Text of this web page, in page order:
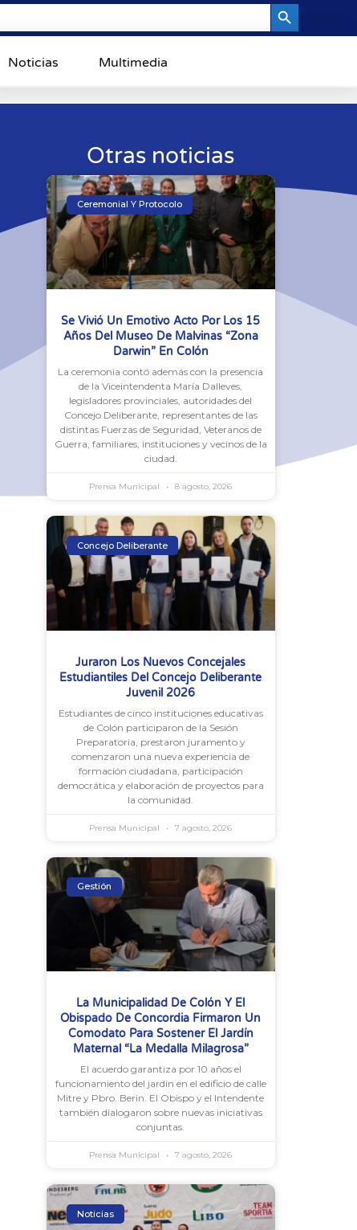
Noticias Multimedia
Otras noticias
Ceremonial Y Protocolo
Se Vivió Un Emotivo Acto Por Los 15
Años Del Museo De Malvinas “Zona
Darwin” En Colón
La ceremonia contó además con la presencia
de la Viceintendenta María Dalleves,
legisladores provinciales, autoridades del
Concejo Deliberante, representantes de las
distintas Fuerzas de Seguridad, Veteranos de
Guerra, familiares, instituciones y vecinos de la
ciudad.
Prensa Municipal 8 agosto, 2026
Concejo Deliberante
Juraron Los Nuevos Concejales
Estudiantiles Del Concejo Deliberante
Juvenil 2026
Estudiantes de cinco instituciones educativas
de Colón participaron de la Sesión
Preparatoria, prestaron juramento y
comenzaron una nueva experiencia de
formación ciudadana, participación
democrática y elaboración de proyectos para
la comunidad.
Prensa Municipal 7 agosto, 2026
Gestión
La Municipalidad De Colón Y El
Obispado De Concordia Firmaron Un
Comodato Para Sostener El Jardín
Maternal “La Medalla Milagrosa”
El acuerdo garantiza por 10 años el
funcionamiento del jardín en el edificio de calle
Mitre y Pbro. Berin. El Obispo y el Intendente
también dialogaron sobre nuevas iniciativas
conjuntas.
Prensa Municipal 7 agosto, 2026
Noticias